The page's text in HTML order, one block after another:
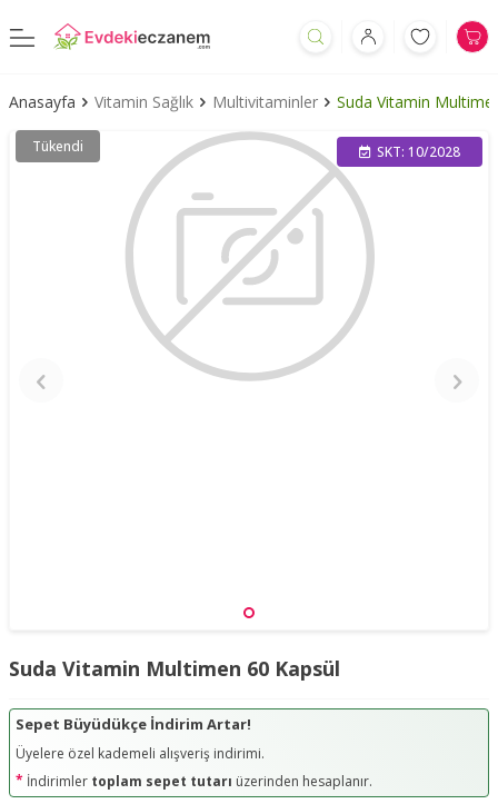
Anasayfa Vitamin Sağlık Multivitaminler Suda Vitamin
Tükendi SKT: 10/2028
Suda Vitamin Multimen 60 Kapsül
Sepet Büyüdükçe İndirim Artar!
Üyelere özel kademeli alışveriş indirimi.
* İndirimler toplam sepet tutarı üzerinden hesaplanır.